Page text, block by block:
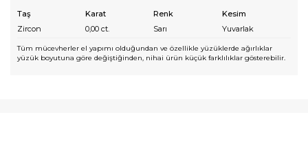
Taş Karat Renk
Kesim
Zircon
0,00 ct. Sarı Yuvarlak
Tüm mücevherler el yapımı olduğundan ve özellikle yüzüklerde ağırlıklar
yüzük boyutuna göre değiştiğinden, nihai ürün küçük farklılıklar gösterebilir.